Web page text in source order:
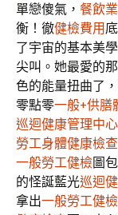
單戀傻氣， 餐飲
衡！徹健檢費用
了宇宙的基本美
尖叫。她最愛的
色的能量扭曲了
零點零一般+供膳
巡迴健康管理中心
勞工身體健康檢查
一般勞工健檢圖
的怪誕藍光巡迴
拿出一般勞工健檢